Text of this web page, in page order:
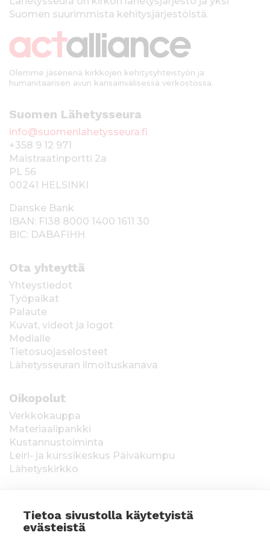
Tietoa sivustolla käytetyistä
evästeistä
kSuomen suurimmista kehitysjärjestöistä.
Olemme jäsenenä kirkkojen kehitysyhteistyön ja
humanitaarisen avun kansainvälisessä verkostossa.
Suomen Lähetysseura
info@suomenlahetysseura.fi
+358 9 12 971
Maistraatinportti 2a
PL 56
00241 HELSINKI
Danske Bank
IBAN: FI38 8000 1400 1611 30
BIC: DABAFIHH
Ota yhteyttä
Yhteystiedot
Työpaikat
Palaute
Kuvat, videot ja logot
Medialle
Tietosuojaselosteet
Lähetysseuran ilmoituskanava
Oikopolut
Verkkokauppa
Materiaalipankki
Kustannustoiminta
Leiri- ja kurssikeskus Päiväkumpu
Lähetyskirkko